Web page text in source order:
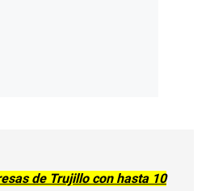
de Trujillo con hasta 10